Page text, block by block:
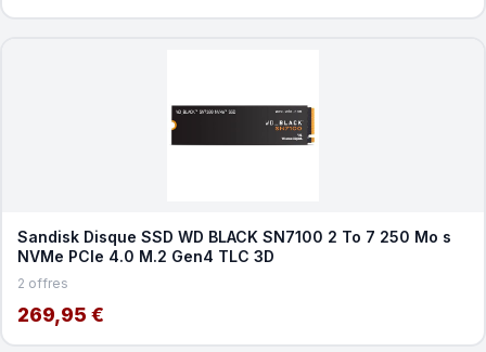
Sandisk Disque SSD WD BLACK SN7100 2 To 7 250 Mo s
NVMe PCIe 4.0 M.2 Gen4 TLC 3D
2 offres
269,95 €